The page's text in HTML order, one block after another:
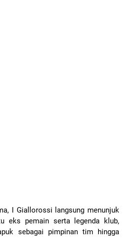
I Giallorossi langsung menunjuk
eks pemain serta legenda klub,
sebagai pimpinan tim hingga